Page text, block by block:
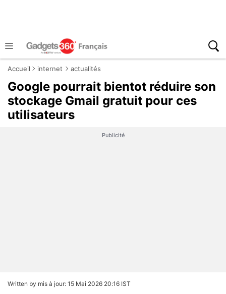
Accueil internet actualités
Google pourrait bientot réduire son
stockage Gmail gratuit pour ces
utilisateurs
Publicité
Written by mis à jour: 15 Mai 2026 20:16 IST